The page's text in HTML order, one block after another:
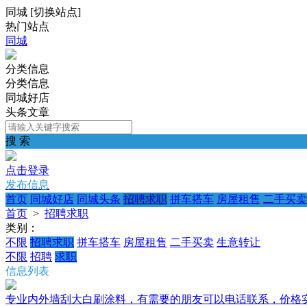
同城 [切换站点]
热门站点
同城
分类信息
分类信息
同城好店
头条文章
搜 索
点击登录
发布信息
首页 同城好店 同城头条 招聘求职 拼车搭车 房屋租售 二手买卖
首页 > 招聘求职
类别：
不限 招聘求职 拼车搭车 房屋租售 二手买卖 生意转让
不限 招聘 求职
信息列表
专业内外墙刮大白刷涂料，有需要的朋友可以电话联系，价格